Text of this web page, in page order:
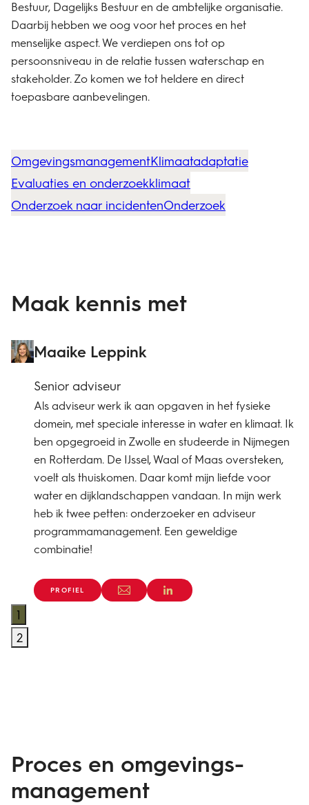
Bestuur, Dagelijks Bestuur en de ambtelijke organisatie.
Daarbij hebben we oog voor het proces en het
menselijke aspect. We verdiepen ons tot op
persoonsniveau in de relatie tussen waterschap en
stakeholder. Zo komen we tot heldere en direct
toepasbare aanbevelingen.
OmgevingsmanagementKlimaatadaptatie
Evaluaties en onderzoekklimaat
Onderzoek naar incidentenOnderzoek
Maak kennis met
Maaike Leppink
Senior adviseur
Als adviseur werk ik aan opgaven in het fysieke
domein, met speciale interesse in water en klimaat. Ik
ben opgegroeid in Zwolle en studeerde in Nijmegen
en Rotterdam. De IJssel, Waal of Maas oversteken,
voelt als thuiskomen. Daar komt mijn liefde voor
water en dijklandschappen vandaan. In mijn werk
heb ik twee petten: onderzoeker en adviseur
programmamanagement. Een geweldige
combinatie!
PROFIEL
1
2
Proces en omgevings­
management